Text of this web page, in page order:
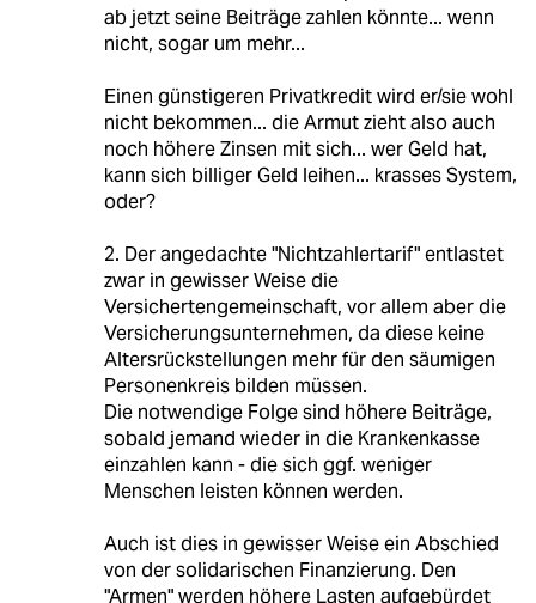
ab jetzt seine Beiträge zahlen könnte... wenn
nicht, sogar um mehr...
Einen günstigeren Privatkredit wird er/sie wohl
nicht bekommen... die Armut zieht also auch
noch höhere Zinsen mit sich... wer Geld hat,
kann sich billiger Geld leihen... krasses System,
oder?
2. Der angedachte "Nichtzahlertarif" entlastet
zwar in gewisser Weise die
Versichertengemeinschaft, vor allem aber die
Versicherungsunternehmen, da diese keine
Altersrückstellungen mehr für den säumigen
Personenkreis bilden müssen.
Die notwendige Folge sind höhere Beiträge,
sobald jemand wieder in die Krankenkasse
einzahlen kann - die sich ggf. weniger
Menschen leisten können werden.
Auch ist dies in gewisser Weise ein Abschied
von der solidarischen Finanzierung. Den
"Armen" werden höhere Lasten aufgebürdet